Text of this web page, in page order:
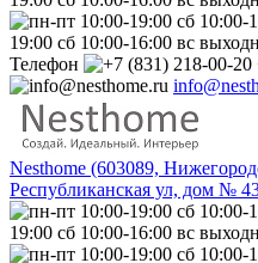
19:00 сб 10:00-16:00 вс
Телефон
Nesthome (603089,
Республиканская ул, дом №
19:00 сб 10:00-16:00 вс